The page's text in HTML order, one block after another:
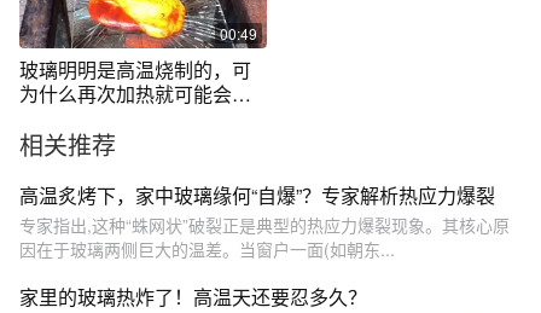
00:49
玻璃明明是高温烧制的，可
为什么再次加热就可能会碎
工 #极度舒适 #青少年课外知
识讲堂
相关推荐
高温炙烤下，家中玻璃缘何“自爆”？专家解析热应力爆裂
专家指出,这种“蛛网状”破裂正是典型的热应力爆裂现象。其核心原
因在于玻璃两侧巨大的温差。当窗户一面(如朝东...
家里的玻璃热炸了！高温天还要忍多久？